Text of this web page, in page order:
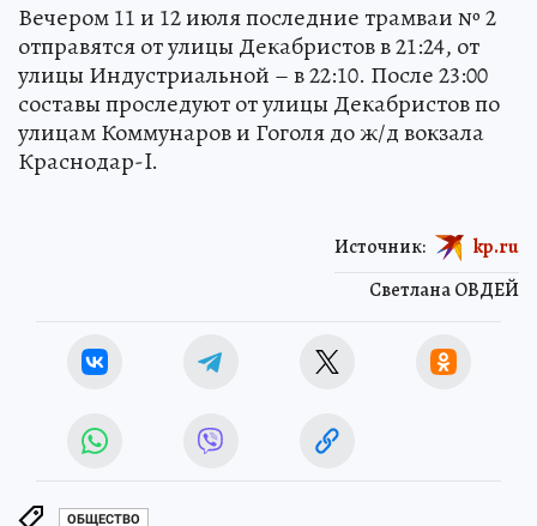
Вечером 11 и 12 июля последние трамваи № 2
отправятся от улицы Декабристов в 21:24, от
улицы Индустриальной – в 22:10. После 23:00
составы проследуют от улицы Декабристов по
улицам Коммунаров и Гоголя до ж/д вокзала
Краснодар-I.
Светлана ОВДЕЙ
Источник: kp.ru
ОБЩЕСТВО